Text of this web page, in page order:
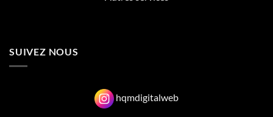
SUIVEZ NOUS
hqmdigitalweb